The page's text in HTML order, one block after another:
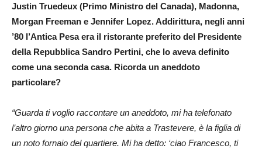
Justin Truedeux (Primo Ministro del Canada), Madonna,
Morgan Freeman e Jennifer Lopez. Addirittura, negli anni
’80 l’Antica Pesa era il ristorante preferito del Presidente
della Repubblica Sandro Pertini, che lo aveva definito
come una seconda casa. Ricorda un aneddoto
particolare?
“Guarda ti voglio raccontare un aneddoto, mi ha telefonato
l’altro giorno una persona che abita a Trastevere, è la figlia di
un noto fornaio del quartiere. Mi ha detto: ‘ciao Francesco, ti